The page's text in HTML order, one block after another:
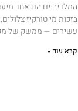
המלדיביים הם אחד
בזכות מי טורקיז
עשירים — ממשק של
קרא עוד »